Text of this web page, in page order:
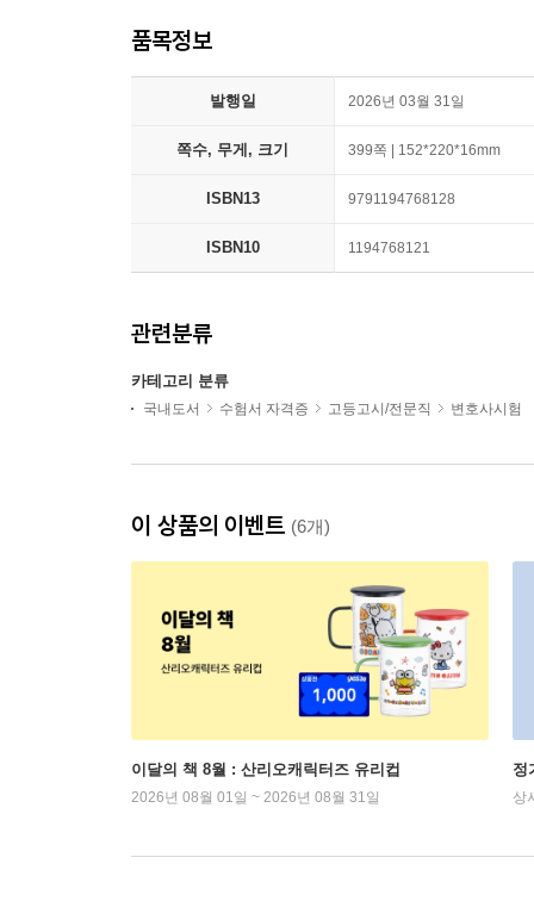
품목정보
발행일 2026년 03월 31일
쪽수, 무게, 크기 399쪽 | 152*220*16mm
ISBN13 9791194768128
ISBN10 1194768121
관련분류
카테고리 분류
국내도서 수험서 자격증 고등고시/전문직 변호사시험
이 상품의 이벤트 (6개)
이달의 책 8월 : 산리오캐릭터즈 유리컵
2026년 08월 01일 ~ 2026년 08월 31일
정
상